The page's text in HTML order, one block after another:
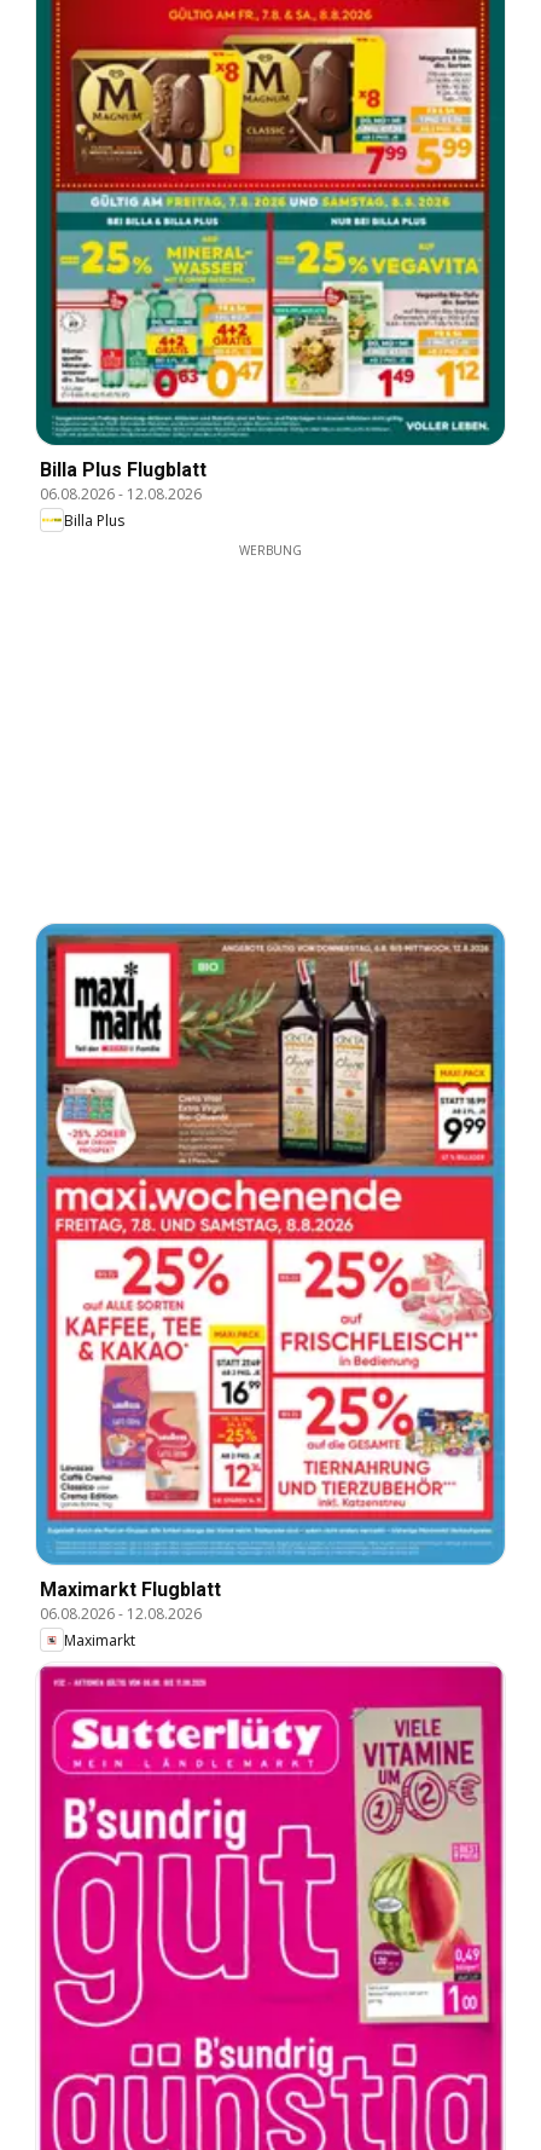
Billa Plus Flugblatt
06.08.2026- 12.08.2026
Billa Plus
WERBUNG
Maximarkt Flugblatt
06.08.2026- 12.08.2026
Maximarkt